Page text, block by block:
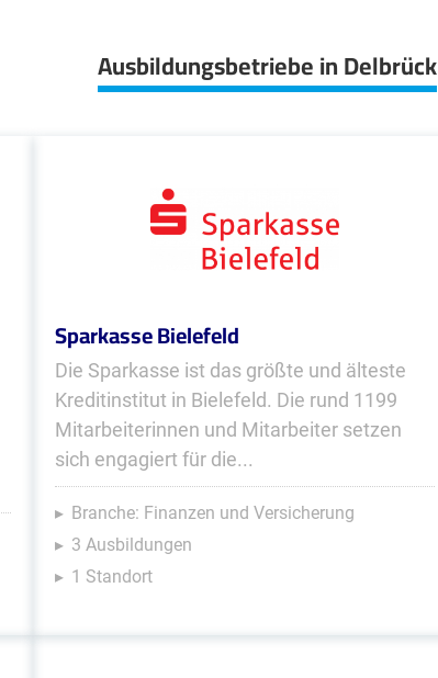
Ausbildungsbetriebe in Delbrück
Sparkasse Bielefeld
Die Sparkasse ist das größte und älteste
Kreditinstitut in Bielefeld. Die rund 1199
Mitarbeiterinnen und Mitarbeiter setzen
sich engagiert für die...
Branche: Finanzen und Versicherung
3 Ausbildungen
1 Standort